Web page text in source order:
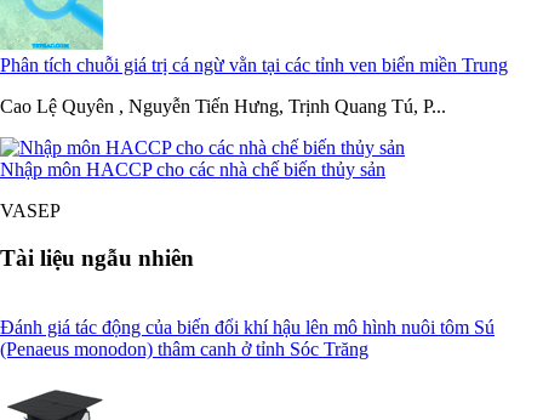
Phân tích chuỗi giá trị cá ngừ vằn tại các tỉnh ven biển miền Trung
Cao Lệ Quyên , Nguyễn Tiến Hưng, Trịnh Quang Tú, P...
Nhập môn HACCP cho các nhà chế biến thủy sản
VASEP
Tài liệu ngẫu nhiên
Đánh giá tác động của biến đổi khí hậu lên mô hình nuôi tôm Sú
(Penaeus monodon) thâm canh ở tỉnh Sóc Trăng